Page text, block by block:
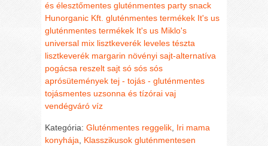
és élesztőmentes gluténmentes party snack
Hunorganic Kft. gluténmentes termékek It's us
gluténmentes termékek It's us Miklo's
universal mix lisztkeverék leveles tészta
lisztkeverék margarin növényi sajt-alternatíva
pogácsa reszelt sajt só sós sós
aprósütemények tej - tojás - gluténmentes
tojásmentes uzsonna és tízórai vaj
vendégváró víz
Kategória:Gluténmentes reggelik, Iri mama
konyhája, Klasszikusok gluténmentesen